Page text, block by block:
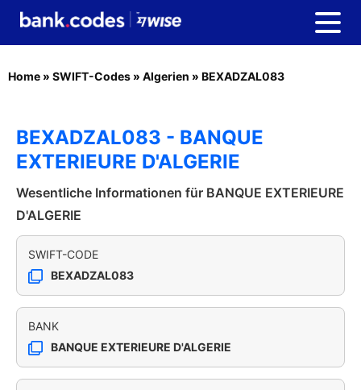
Home » SWIFT-Codes » Algerien » BEXADZAL083
BEXADZAL083 - BANQUE
EXTERIEURE D'ALGERIE
Wesentliche Informationen für BANQUE EXTERIEURE
D'ALGERIE
SWIFT-CODE
BEXADZAL083
BANK
BANQUE EXTERIEURE D'ALGERIE